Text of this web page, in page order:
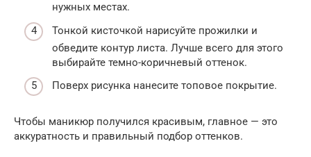
нужных местах.
Тонкой кисточкой нарисуйте прожилки и
обведите контур листа. Лучше всего для этого
выбирайте темно-коричневый оттенок.
Поверх рисунка нанесите топовое покрытие.
Чтобы маникюр получился красивым, главное — это
аккуратность и правильный подбор оттенков.